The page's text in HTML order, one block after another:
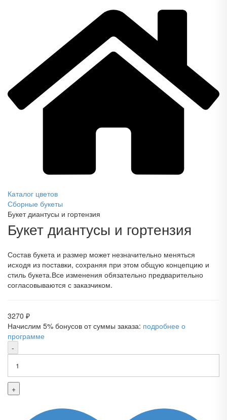
Каталог цветов
Сборные букеты
Букет диантусы и гортензия
Букет диантусы и гортензия
Состав букета и размер может незначительно меняться
исходя из поставки, сохраняя при этом общую концепцию и
стиль букета.Все изменения обязательно предварительно
согласовываются с заказчиком.
3270 ₽
Начислим 5% бонусов от суммы заказа: подробнее о
программе
-
+